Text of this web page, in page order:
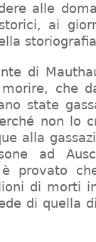
alle
ai
di
morire, che
state
non lo
alla
ad
provato
di morti
di quella